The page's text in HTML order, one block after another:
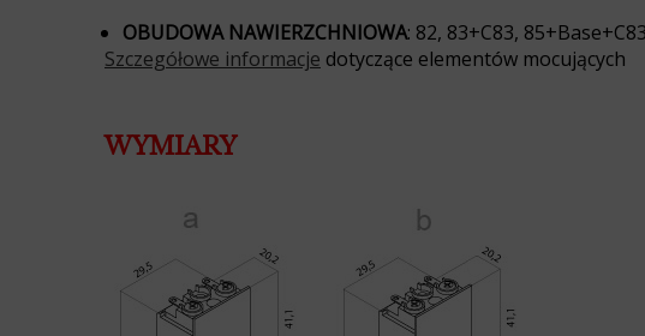
OBUDOWA NAWIERZCHNIOWA: 82, 83+C83, 85+Base+C83
Szczegółowe informacje dotyczące elementów mocujących
WYMIARY